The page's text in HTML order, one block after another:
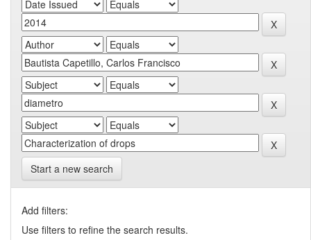
Start a new search
Add filters:
Use filters to refine the search results.